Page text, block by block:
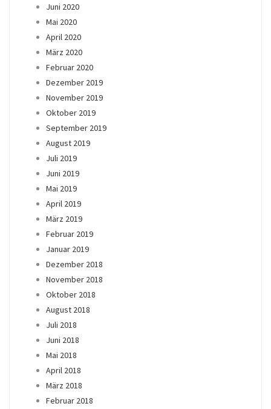
Juni 2020
Mai 2020
April 2020
März 2020
Februar 2020
Dezember 2019
November 2019
Oktober 2019
September 2019
August 2019
Juli 2019
Juni 2019
Mai 2019
April 2019
März 2019
Februar 2019
Januar 2019
Dezember 2018
November 2018
Oktober 2018
August 2018
Juli 2018
Juni 2018
Mai 2018
April 2018
März 2018
Februar 2018